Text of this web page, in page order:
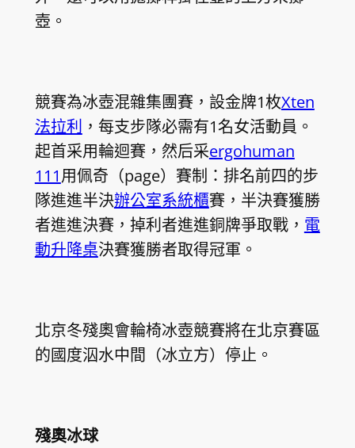
壺。
競賽為冰壺混雜集團賽，設金牌1枚Xten
法拉利 ，每支步隊必需有1名女活動員。
起首采用輪迴賽，然后采ergohuman
111用佩奇（page）賽制：排名前四的步
隊進進半決辦公室系統櫃賽，半決賽獲勝
者進進決賽，掉利者進進銅牌爭取戰， 電
動升降桌決賽獲勝者取得冠軍。
北京冬殘奧會輪椅冰壺競賽將在北京賽區
的國度泅水中間（冰立方）停止。
殘奧冰球